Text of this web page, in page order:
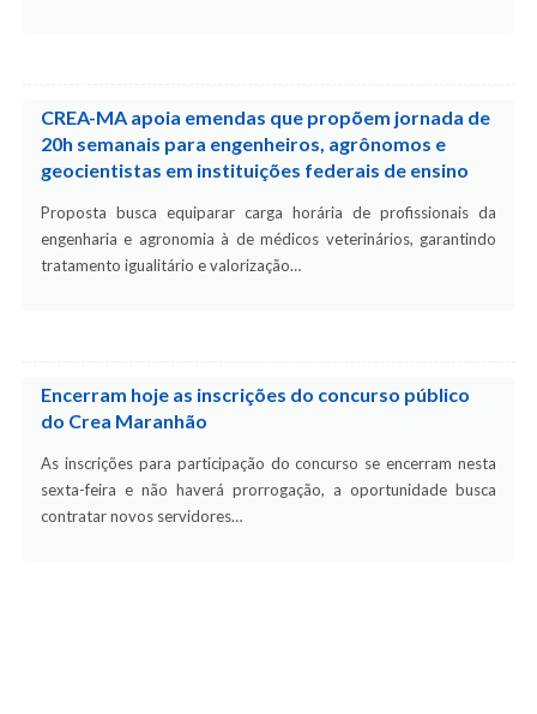
CREA-MA apoia emendas que propõem jornada de
20h semanais para engenheiros, agrônomos e
geocientistas em instituições federais de ensino
Proposta busca equiparar carga horária de profissionais da
engenharia e agronomia à de médicos veterinários, garantindo
tratamento igualitário e valorização…
Encerram hoje as inscrições do concurso público
do Crea Maranhão
As inscrições para participação do concurso se encerram nesta
sexta-feira e não haverá prorrogação, a oportunidade busca
contratar novos servidores…